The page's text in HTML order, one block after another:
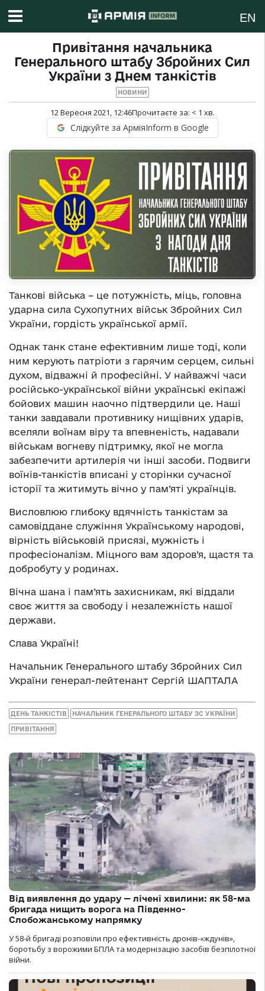
EN
Привітання начальника
Генерального штабу Збройних Сил
України з Днем танкістів
НОВИНИ
12 Вересня 2021, 12:46Прочитаєте за: < 1 хв.
Слідкуйте за АрміяInform в Google
Танкові війська – це потужність, міць, головна
ударна сила Сухопутних військ Збройних Сил
України, гордість української армії.
Однак танк стане ефективним лише тоді, коли
ним керують патріоти з гарячим серцем, сильні
духом, відважні й професійні. У найважчі часи
російсько-української війни українські екіпажі
бойових машин наочно підтвердили це. Наші
танки завдавали противнику нищівних ударів,
вселяли воїнам віру та впевненість, надавали
військам вогневу підтримку, якої не могла
забезпечити артилерія чи інші засоби. Подвиги
воїнів-танкістів вписані у сторінки сучасної
історії та житимуть вічно у пам’яті українців.
Висловлюю глибоку вдячність танкістам за
самовіддане служіння Українському народові,
вірність військовій присязі, мужність і
професіоналізм. Міцного вам здоров’я, щастя та
добробуту у родинах.
Вічна шана і пам’ять захисникам, які віддали
своє життя за свободу і незалежність нашої
держави.
Слава Україні!
Начальник Генерального штабу Збройних Сил
України генерал-лейтенант Сергій ШАПТАЛА
ДЕНЬ ТАНКІСТІВ НАЧАЛЬНИК ГЕНЕРАЛЬНОГО ШТАБУ ЗС УКРАЇНИ
ПРИВІТАННЯ
Від виявлення до удару — лічені хвилини: як 58-ма
бригада нищить ворога на Південно-
Слобожанському напрямку
У 58-й бригаді розповіли про ефективність дронів-«ждунів»,
боротьбу з ворожими БПЛА та модернізацію засобів безпілотної
війни.